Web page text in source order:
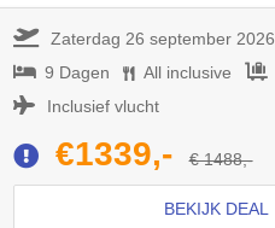
Zaterdag 26 september 2026
9 Dagen
All inclusive
Inclusief vlucht
€1339,- € 1488,-
BEKIJK DEAL